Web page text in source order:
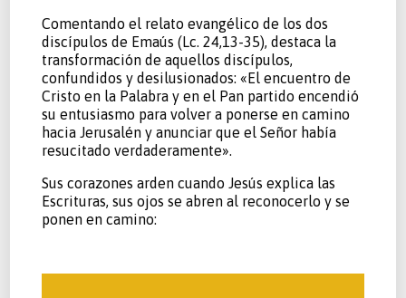
Comentando el relato evangélico de los dos
discípulos de Emaús (Lc. 24,13-35), destaca la
transformación de aquellos discípulos,
confundidos y desilusionados: «El encuentro de
Cristo en la Palabra y en el Pan partido encendió
su entusiasmo para volver a ponerse en camino
hacia Jerusalén y anunciar que el Señor había
resucitado verdaderamente».
Sus corazones arden cuando Jesús explica las
Escrituras, sus ojos se abren al reconocerlo y se
ponen en camino: